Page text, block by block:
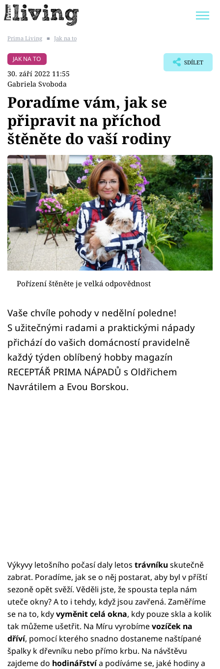
BYDLENÍ SLAVNÝCH
Témata
Bydlení
Zahrada
Design
Sledujte prima+
Přihlášení
Sledujte nás
Prima Living ■ Jak na to
JAK NA TO
30. září 2022 11:55
Gabriela Svoboda
SDÍLET
Poradíme vám, jak se
připravit na příchod
štěněte do vaší rodiny
Pořízení štěněte je velká odpovědnost
Vaše chvíle pohody v nedělní poledne!
S užitečnými radami a praktickými nápady
přichází do vašich domácností pravidelně
každý týden oblíbený hobby magazín
RECEPTÁŘ PRIMA NÁPADŮ s Oldřichem
Navrátilem a Evou Borskou.
Výkyvy letošního počasí daly letos trávníkuskutečně
zabrat. Poradíme, jak se o něj postarat, aby byl v příští
sezoně opět svěží. Věděli jste, že spousta tepla nám
uteče okny? A to i tehdy, když jsou zavřená. Zaměříme
se na to, kdyvyměnit celá okna, kdy pouze skla a kolik
tak můžeme ušetřit. Na Míru vyrobímevozíček na
dříví, pomocí kterého snadno dostaneme naštípané
špalky k dřevníku nebo přímo krbu. Na návštěvu
zajdeme do hodinářstvía podíváme se, jaké hodiny a